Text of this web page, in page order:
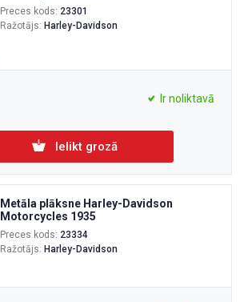
Preces kods: 23301
Ražotājs: Harley-Davidson
Ir noliktavā
Ielikt grozā
Metāla plāksne Harley-Davidson
Motorcycles 1935
Preces kods: 23334
Ražotājs: Harley-Davidson